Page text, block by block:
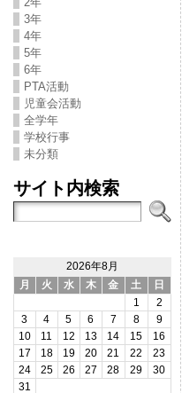
3年
4年
5年
6年
PTA活動
児童会活動
全学年
学校行事
未分類
サイト内検索
2026年8月
月
火 水 木 金 土 日
1
2
3
4 5 6 7 8
9
10
11 12 13 14 15
16
17
18 19 20 21 22
23
24
25 26 27 28 29
30
31